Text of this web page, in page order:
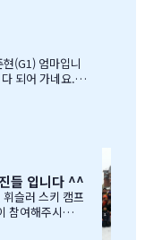
는 뜻)는 못할
말로 오히려 제
가 조금 더 들어
이 살아…
(G1) 엄마입니
되어 가네요.이
다.철새도래지 바
도 너무 좋습니
던 높게 생각 하
고요. 큰아이가
엉뚱한 놈이라
들은 그렇게 크는
계시고 장점도
방학 캠프 리
들 입니다 ^^
슬러 스키 캠프
참여해주시고,
여야하는데,